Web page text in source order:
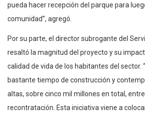
pueda hacer recepción del parque para
comunidad”, agregó.
Por su parte, el director subrogante del
resaltó la magnitud del proyecto y su
calidad de vida de los habitantes del sector.
bastante tiempo de construcción y
altas, sobre cinco mil millones en total,
recontratación. Esta iniciativa viene a